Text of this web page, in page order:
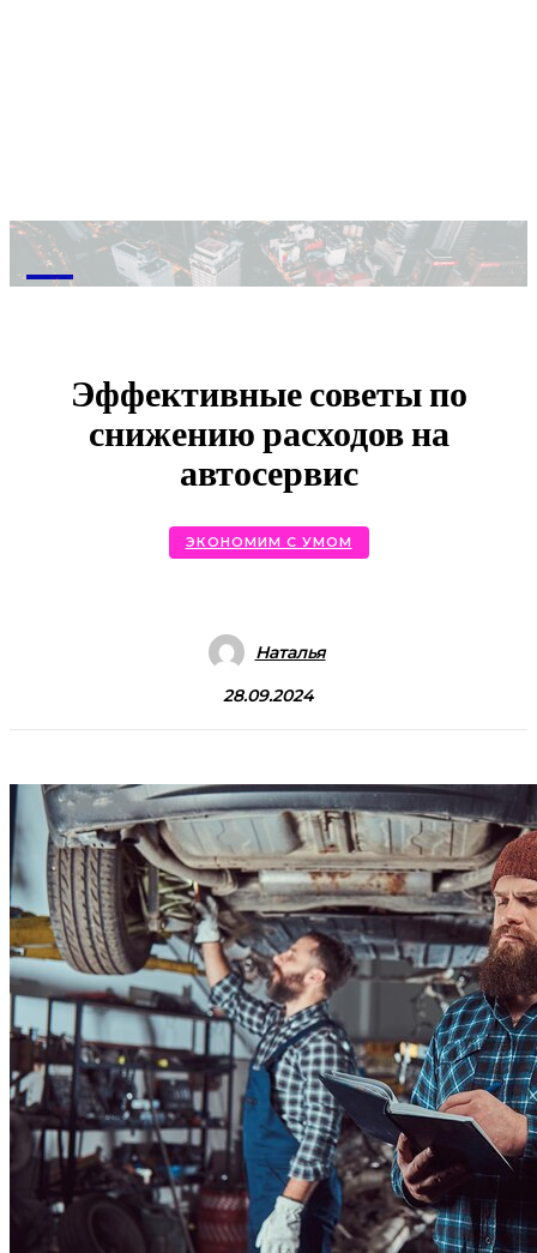
M
Эффективные советы по
снижению расходов на
автосервис
ЭКОНОМИМ С УМОМ
Наталья
28.09.2024